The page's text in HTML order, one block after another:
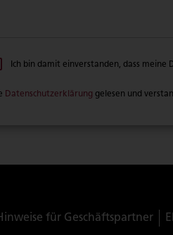
Ich bin damit einverstanden, dass
Datenschutzerklärung gelesen und
für Geschäftspartner